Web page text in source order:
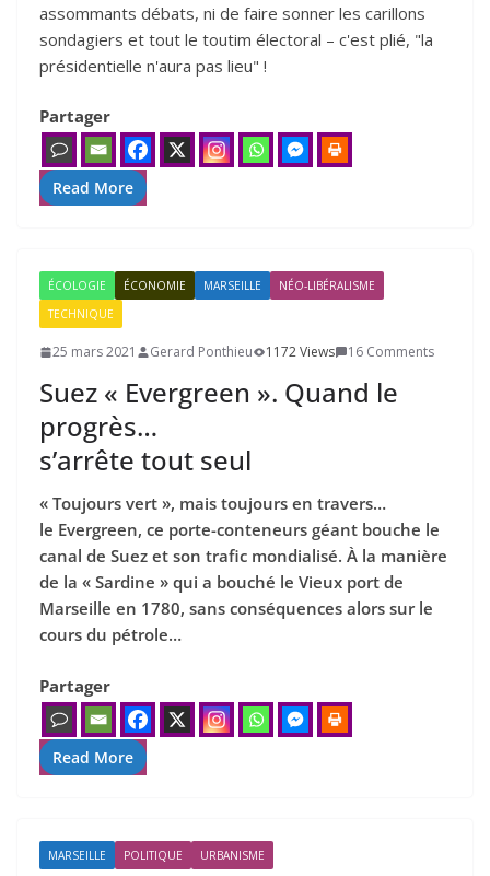
assommants débats, ni de faire sonner les carillons
sondagiers et tout le toutim électoral – c'est plié, "la
présidentielle n'aura pas lieu" !
Partager
Read More
ÉCOLOGIE ÉCONOMIE MARSEILLE
NÉO-LIBÉRALISME
TECHNIQUE
25 mars 2021 Gerard Ponthieu 1172 Views 16 Comments
Suez « Evergreen ». Quand le
progrès…
s’arrête tout seul
« Toujours vert », mais toujours en travers…
le Evergreen, ce porte-conteneurs géant bouche le
canal de Suez et son trafic mondialisé. À la manière
de la « Sardine » qui a bouché le Vieux port de
Marseille en 1780, sans conséquences alors sur le
cours du pétrole…
Partager
Read More
MARSEILLE POLITIQUE URBANISME